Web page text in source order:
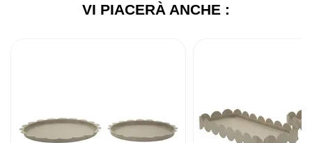
VI PIACERÀ ANCHE :